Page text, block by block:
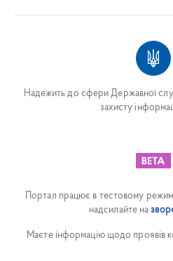
Надежить до сфери Державної
захисту
Портал працює в тестовому
надсилайте на
Маєте інформацію щодо проявів